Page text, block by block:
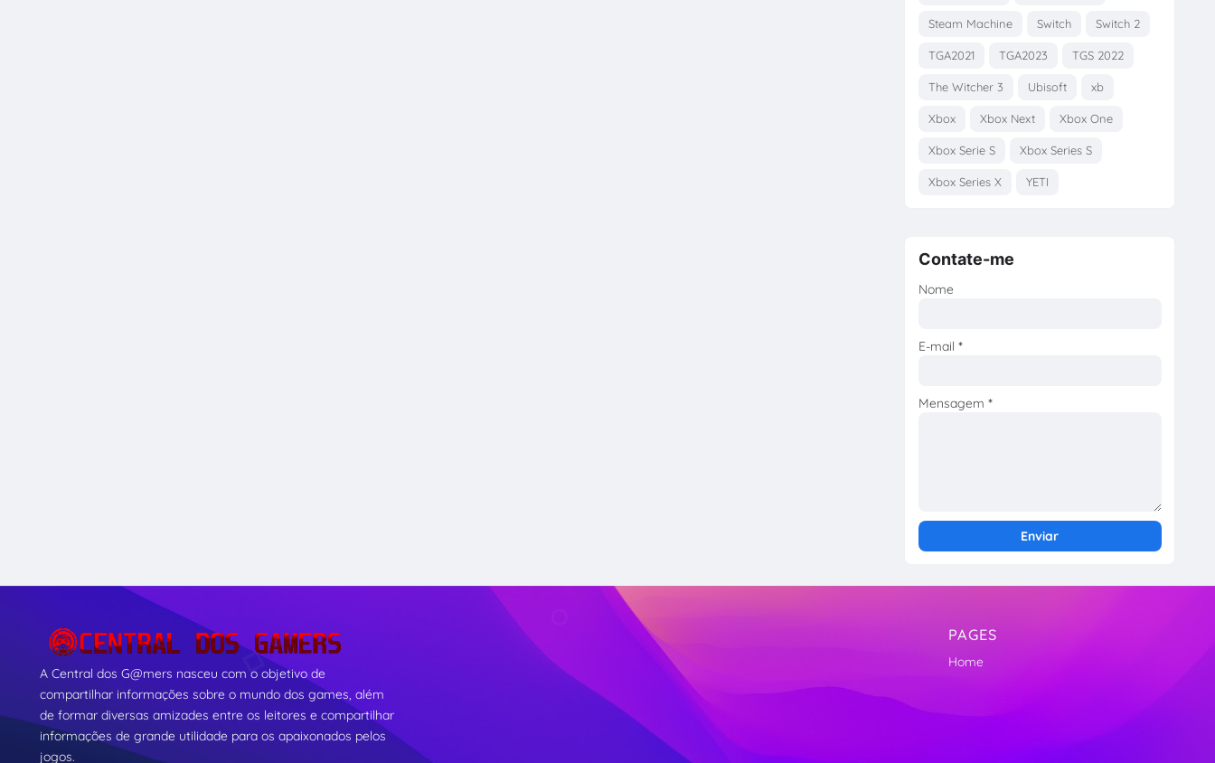
Steam Machine Switch Switch 2
TGA2021 TGA2023 TGS 2022
The Witcher 3 Ubisoft xb
Xbox Xbox Next Xbox One
Xbox Serie S Xbox Series S
Xbox Series X YETI
Contate-me
Nome
E-mail *
Mensagem *
A Central dos G@mers nasceu com o objetivo de
compartilhar informações sobre o mundo dos games, além
de formar diversas amizades entre os leitores e compartilhar
informações de grande utilidade para os apaixonados pelos
jogos.
PAGES
Home